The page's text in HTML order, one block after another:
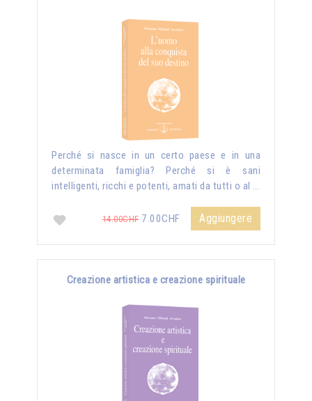
Perché si nasce in un certo paese e in una
determinata famiglia? Perché si è sani
intelligenti, ricchi e potenti, amati da tutti o al …
14.00CHF7.00CHF Aggiungere
Creazione artistica e creazione spirituale